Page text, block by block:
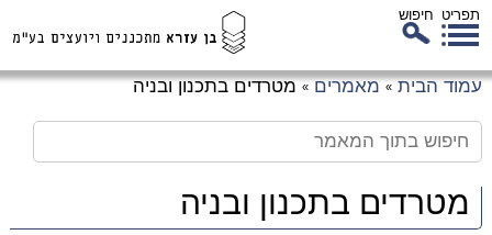
תפריט חיפוש
עמוד הבית » מאמרים » מטרדים בתכנון ובניה
מטרדים בתכנון ובניה